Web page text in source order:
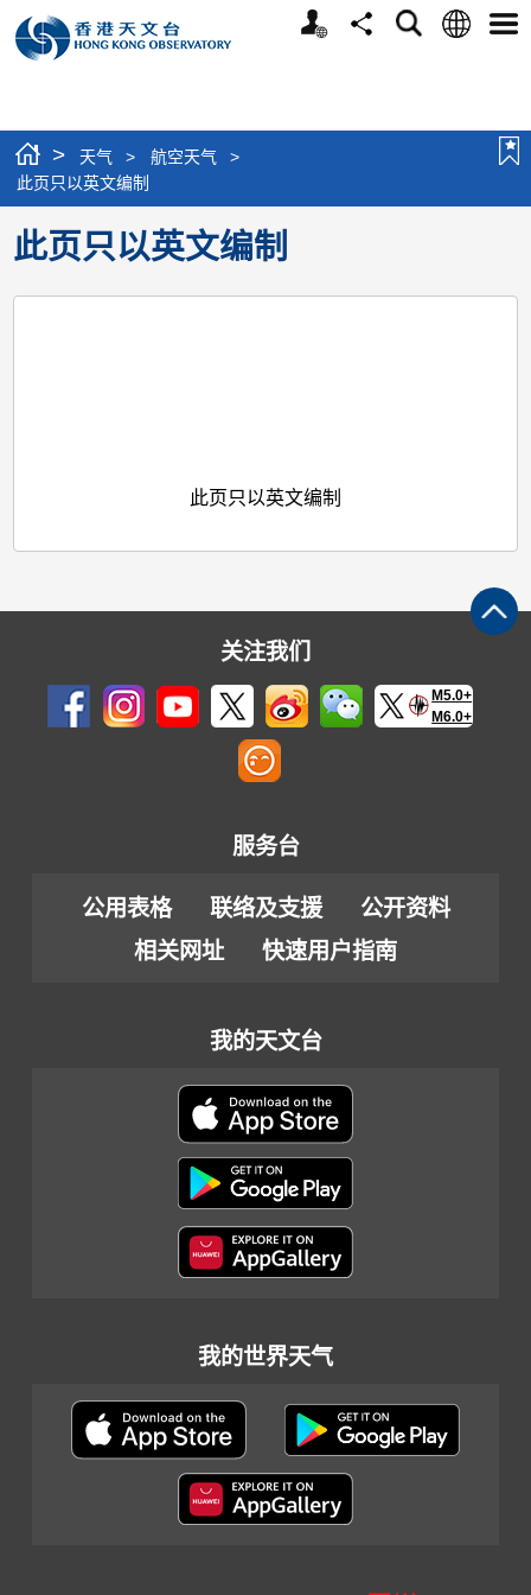
个
分
搜
语
选
> 天气 > 航空天气
>
此页只以英文编制
此页只以英文编制
此页只以英文编制
关注我们
M5.0+
M6.0+
服务台
公用表格 联络及支援
公开资料
相关网址
快速用户指南
我的天文台
我的世界天气